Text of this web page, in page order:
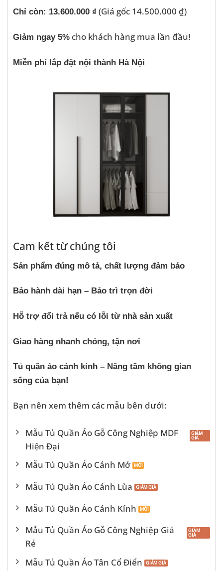
Chỉ còn: 13.600.000 ₫ (Giá gốc 14.500.000 ₫)
Giảm ngay 5% cho khách hàng mua lần đầu!
Miễn phí lắp đặt nội thành Hà Nội
Cam kết từ chúng tôi
Sản phẩm đúng mô tả, chất lượng đảm bảo
Bảo hành dài hạn – Bảo trì trọn đời
Hỗ trợ đổi trả nếu có lỗi từ nhà sản xuất
Giao hàng nhanh chóng, tận nơi
Tủ quần áo cánh kính – Nâng tầm không gian
sống của bạn!
Bạn nên xem thêm các mẫu bên dưới:
Mẫu Tủ Quần Áo Gỗ Công Nghiệp MDF
Hiện Đại
Mẫu Tủ Quần Áo Cánh Mở
Mẫu Tủ Quần Áo Cánh Lùa
Mẫu Tủ Quần Áo Cánh Kính
Mẫu Tủ Quần Áo Gỗ Công Nghiệp Giá
Rẻ
Mẫu Tủ Quần Áo Tân Cổ Điển